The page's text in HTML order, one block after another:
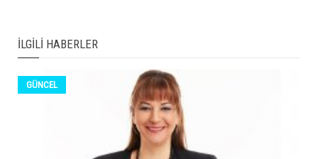
İLGILI HABERLER
GÜNCEL